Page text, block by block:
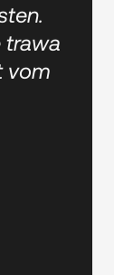
trawa
vom